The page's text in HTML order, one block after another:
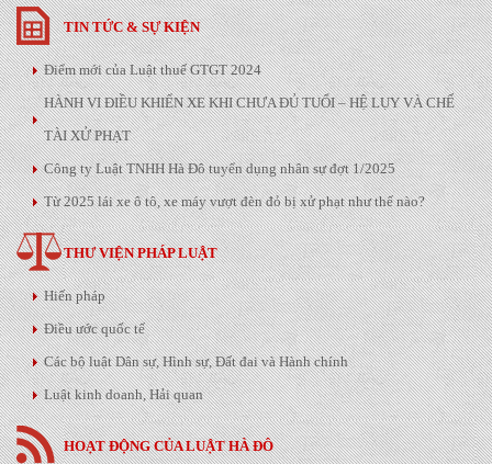
TIN TỨC & SỰ KIỆN
Điểm mới của Luật thuế GTGT 2024
HÀNH VI ĐIỀU KHIỂN XE KHI CHƯA ĐỦ TUỔI – HỆ LỤY VÀ CHẾ
TÀI XỬ PHẠT
Công ty Luật TNHH Hà Đô tuyển dụng nhân sự đợt 1/2025
Từ 2025 lái xe ô tô, xe máy vượt đèn đỏ bị xử phạt như thế nào?
THƯ VIỆN PHÁP LUẬT
Hiến pháp
Điều ước quốc tế
Các bộ luật Dân sự, Hình sự, Đất đai và Hành chính
Luật kinh doanh, Hải quan
HOẠT ĐỘNG CỦA LUẬT HÀ ĐÔ